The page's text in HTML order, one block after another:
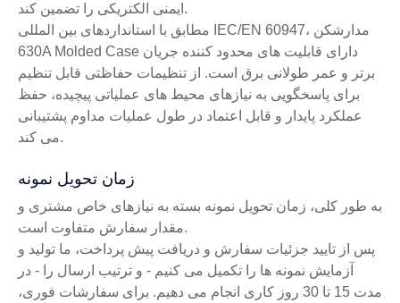
ایمنی الکتریکی را تضمین کند.
مطابق با استانداردهای بین المللی IEC/EN 60947، مدارشکن
630A Molded Case دارای قابلیت های محدود کننده جریان
برتر و عمر طولانی برق است. از تنظیمات حفاظتی قابل تنظیم
برای پاسخگویی به نیازهای محیط های عملیاتی پیچیده، حفظ
عملکرد پایدار و قابل اعتماد در طول عملیات مداوم پشتیبانی
می کند.
زمان تحویل نمونه
به طور کلی، زمان تحویل نمونه بسته به نیازهای خاص مشتری و
مقدار سفارش متفاوت است.
پس از تایید جزئیات سفارش و دریافت پیش پرداخت، ما تولید و
آزمایش نمونه ها را تکمیل می کنیم - و ترتیب ارسال را - در
مدت 15 تا 30 روز کاری انجام می دهیم. برای سفارشات فوری،